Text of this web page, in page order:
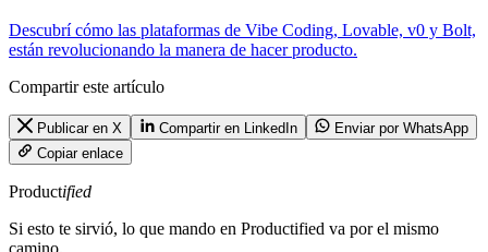
Descubrí cómo las plataformas de Vibe Coding, Lovable, v0 y Bolt,
están revolucionando la manera de hacer producto.
Compartir este artículo
Publicar en X Compartir en LinkedIn
Enviar por WhatsApp
Copiar enlace
Productified
Si esto te sirvió, lo que mando en Productified va por el mismo
camino.